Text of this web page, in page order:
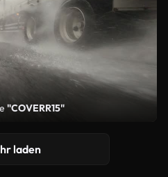
"COVERR15"
laden